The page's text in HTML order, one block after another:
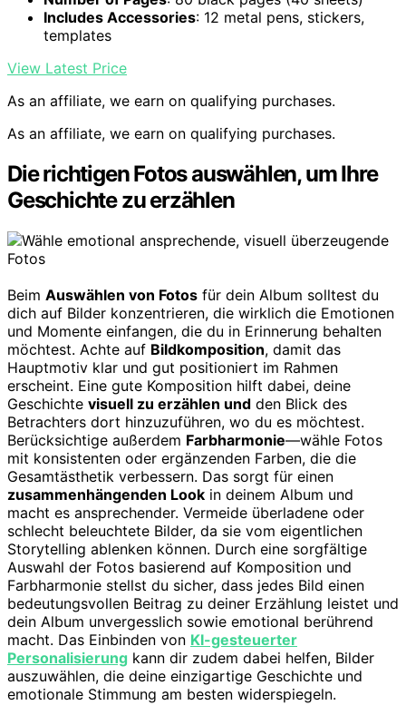
Includes Accessories: 12 metal pens, stickers,
templates
View Latest Price
As an affiliate, we earn on qualifying purchases.
As an affiliate, we earn on qualifying purchases.
Die richtigen Fotos auswählen, um Ihre
Geschichte zu erzählen
Beim Auswählen von Fotos für dein Album solltest du
dich auf Bilder konzentrieren, die wirklich die Emotionen
und Momente einfangen, die du in Erinnerung behalten
möchtest. Achte auf Bildkomposition, damit das
Hauptmotiv klar und gut positioniert im Rahmen
erscheint. Eine gute Komposition hilft dabei, deine
Geschichte visuell zu erzählen und den Blick des
Betrachters dort hinzuzuführen, wo du es möchtest.
Berücksichtige außerdem Farbharmonie—wähle Fotos
mit konsistenten oder ergänzenden Farben, die die
Gesamtästhetik verbessern. Das sorgt für einen
zusammenhängenden Look in deinem Album und
macht es ansprechender. Vermeide überladene oder
schlecht beleuchtete Bilder, da sie vom eigentlichen
Storytelling ablenken können. Durch eine sorgfältige
Auswahl der Fotos basierend auf Komposition und
Farbharmonie stellst du sicher, dass jedes Bild einen
bedeutungsvollen Beitrag zu deiner Erzählung leistet und
dein Album unvergesslich sowie emotional berührend
macht. Das Einbinden von KI-gesteuerter
Personalisierung kann dir zudem dabei helfen, Bilder
auszuwählen, die deine einzigartige Geschichte und
emotionale Stimmung am besten widerspiegeln.